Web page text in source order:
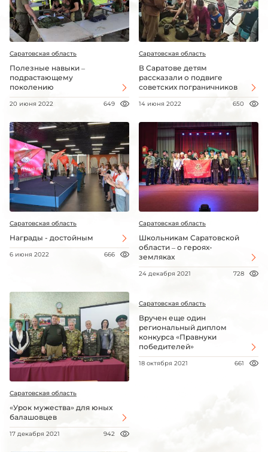
Саратовская область
Полезные навыки –
подрастающему
поколению
20 июня 2022 649
Саратовская область
В Саратове детям
рассказали о подвиге
советских пограничников
14 июня 2022 650
Саратовская область
Награды - достойным
6 июня 2022 666
Саратовская область
Школьникам Саратовской
области – о героях-
земляках
24 декабря 2021 728
Саратовская область
«Урок мужества» для юных
балашовцев
17 декабря 2021 942
Саратовская область
Вручен еще один
региональный диплом
конкурса «Правнуки
победителей»
18 октября 2021 661